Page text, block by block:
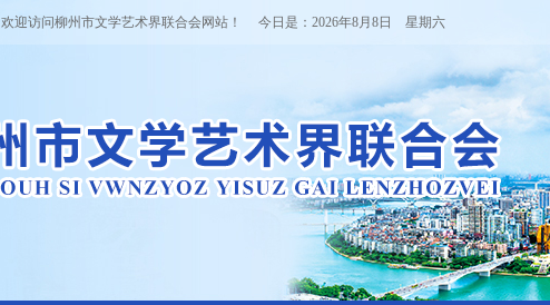
欢迎访问柳州市文学艺术界联合会网站！ 今日是： 2026年8月8日 星期六